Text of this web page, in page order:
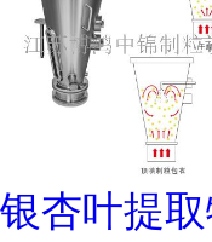
银杏叶提